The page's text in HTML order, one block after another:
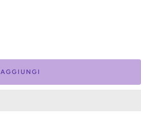
AGGIUNGI